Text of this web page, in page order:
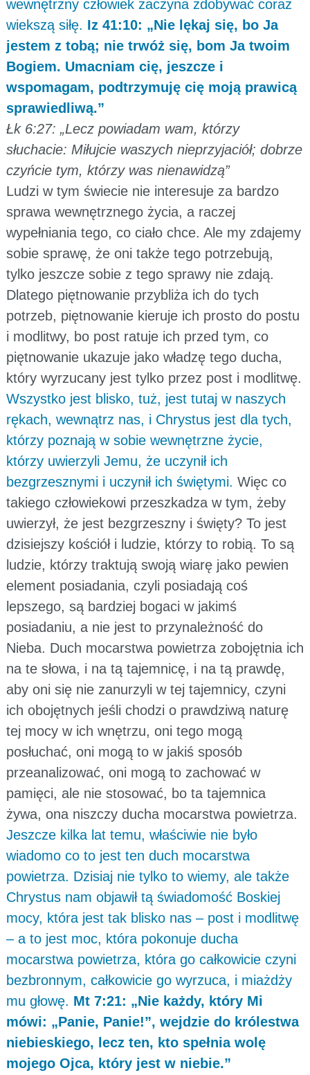
wewnętrzny człowiek zaczyna zdobywać coraz
wiekszą siłę. Iz 41:10: „Nie lękaj się, bo Ja
jestem z tobą; nie trwóż się, bom Ja twoim
Bogiem. Umacniam cię, jeszcze i
wspomagam, podtrzymuję cię moją prawicą
sprawiedliwą.”
Łk 6:27: „Lecz powiadam wam, którzy
słuchacie: Miłujcie waszych nieprzyjaciół; dobrze
czyńcie tym, którzy was nienawidzą”
Ludzi w tym świecie nie interesuje za bardzo
sprawa wewnętrznego życia, a raczej
wypełniania tego, co ciało chce. Ale my zdajemy
sobie sprawę, że oni także tego potrzebują,
tylko jeszcze sobie z tego sprawy nie zdają.
Dlatego piętnowanie przybliża ich do tych
potrzeb, piętnowanie kieruje ich prosto do postu
i modlitwy, bo post ratuje ich przed tym, co
piętnowanie ukazuje jako władzę tego ducha,
który wyrzucany jest tylko przez post i modlitwę.
Wszystko jest blisko, tuż, jest tutaj w naszych
rękach, wewnątrz nas, i Chrystus jest dla tych,
którzy poznają w sobie wewnętrzne życie,
którzy uwierzyli Jemu, że uczynił ich
bezgrzesznymi i uczynił ich świętymi. Więc co
takiego człowiekowi przeszkadza w tym, żeby
uwierzył, że jest bezgrzeszny i święty? To jest
dzisiejszy kościół i ludzie, którzy to robią. To są
ludzie, którzy traktują swoją wiarę jako pewien
element posiadania, czyli posiadają coś
lepszego, są bardziej bogaci w jakimś
posiadaniu, a nie jest to przynależność do
Nieba. Duch mocarstwa powietrza zobojętnia ich
na te słowa, i na tą tajemnicę, i na tą prawdę,
aby oni się nie zanurzyli w tej tajemnicy, czyni
ich obojętnych jeśli chodzi o prawdziwą naturę
tej mocy w ich wnętrzu, oni tego mogą
posłuchać, oni mogą to w jakiś sposób
przeanalizować, oni mogą to zachować w
pamięci, ale nie stosować, bo ta tajemnica
żywa, ona niszczy ducha mocarstwa powietrza.
Jeszcze kilka lat temu, właściwie nie było
wiadomo co to jest ten duch mocarstwa
powietrza. Dzisiaj nie tylko to wiemy, ale także
Chrystus nam objawił tą świadomość Boskiej
mocy, która jest tak blisko nas – post i modlitwę
– a to jest moc, która pokonuje ducha
mocarstwa powietrza, która go całkowicie czyni
bezbronnym, całkowicie go wyrzuca, i miażdży
mu głowę. Mt 7:21: „Nie każdy, który Mi
mówi: „Panie, Panie!”, wejdzie do królestwa
niebieskiego, lecz ten, kto spełnia wolę
mojego Ojca, który jest w niebie.”